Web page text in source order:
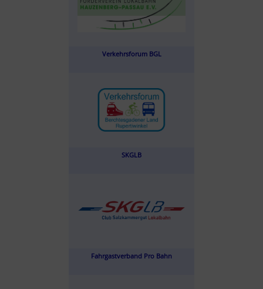
Verkehrsforum BGL
SKGLB
Fahrgastverband Pro Bahn